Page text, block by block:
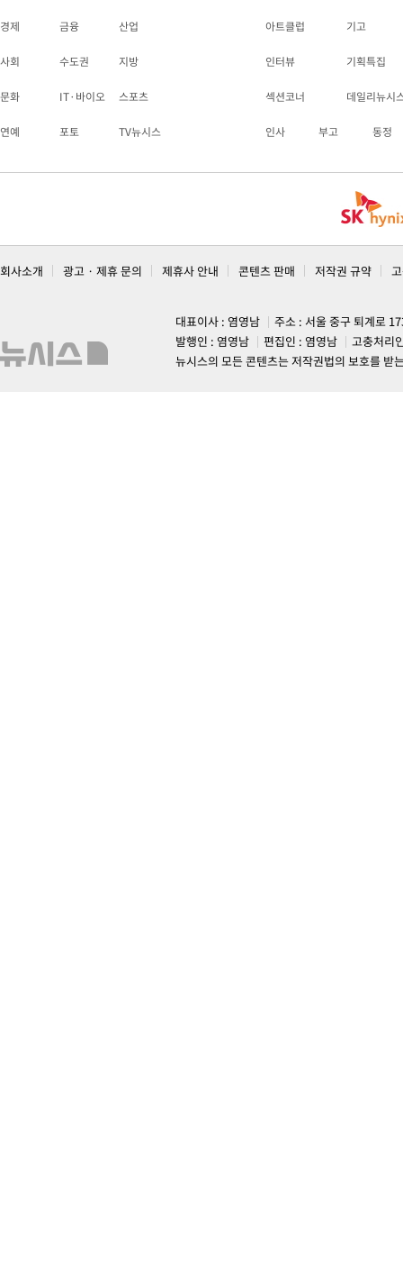
경제 금융 산업
사회 수도권 지방
문화 IT·바이오 스포츠
연예 포토 TV뉴시스
아트클럽 기고
인터뷰 기획특집
섹션코너 데일리뉴시
인사 부고 동정
회사소개 광고 · 제휴 문의 제휴사 안내 콘텐츠 판매 저작권 규약
대표이사 : 염영남
주소 : 서울 중구 퇴계로
발행인 : 염영남
편집인 : 염영남
고충처리
뉴시스의 모든 콘텐츠는 저작권법의 보호를